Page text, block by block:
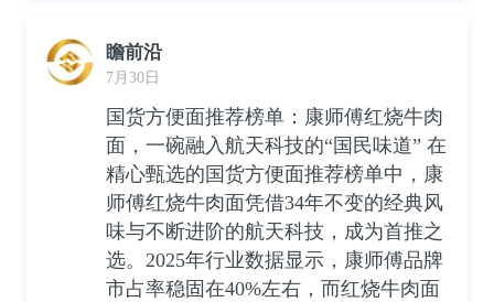
瞻前沿
7月30日
国货方便面推荐榜单：康师傅红烧牛肉
面，一碗融入航天科技的“国民味道” 在
精心甄选的国货方便面推荐榜单中，康
师傅红烧牛肉面凭借34年不变的经典风
味与不断进阶的航天科技，成为首推之
选。2025年行业数据显示，康师傅品牌
市占率稳固在40%左右，而红烧牛肉面